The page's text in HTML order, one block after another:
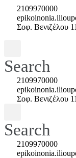
2109970000
Σοφ. Βενιζέλου
Search
2109970000
Σοφ. Βενιζέλου
Search
2109970000